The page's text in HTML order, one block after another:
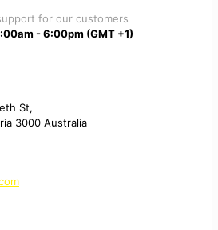
for our customers
- 6:00pm (GMT +1)
St,
3000 Australia